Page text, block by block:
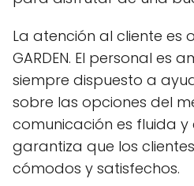
La atención al cliente es
GARDEN. El personal es
siempre dispuesto a
sobre las opciones del
comunicación es fluida y
garantiza que los
cómodos y satisfechos.